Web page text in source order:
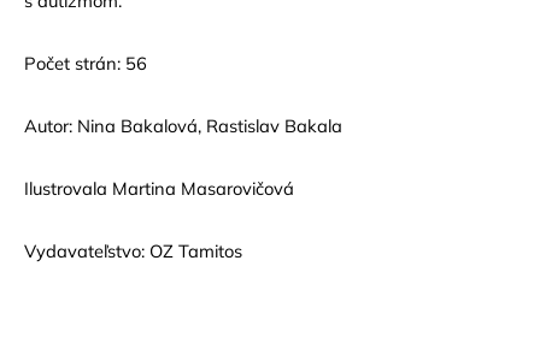
Počet strán: 56
Autor: Nina Bakalová, Rastislav Bakala
Ilustrovala Martina Masarovičová
Vydavateľstvo: OZ Tamitos